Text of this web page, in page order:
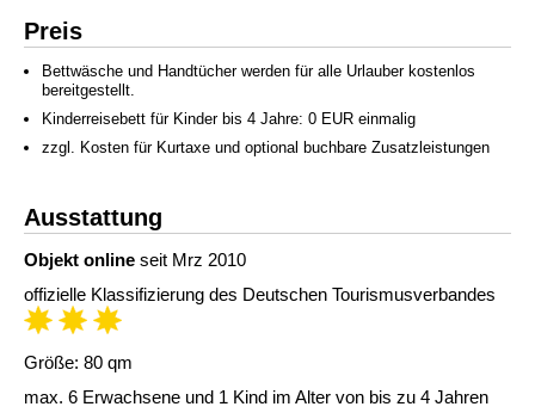
Preis
Bettwäsche und Handtücher werden für alle Urlauber kostenlos
bereitgestellt.
Kinderreisebett für Kinder bis 4 Jahre: 0 EUR einmalig
zzgl. Kosten für Kurtaxe und optional buchbare Zusatzleistungen
Ausstattung
Objekt online seit Mrz 2010
offizielle Klassifizierung des Deutschen Tourismusverbandes
Größe: 80 qm
max. 6 Erwachsene und 1 Kind im Alter von bis zu 4 Jahren